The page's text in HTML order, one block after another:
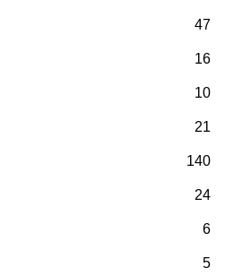
47
16
10
21
140
24
6
5